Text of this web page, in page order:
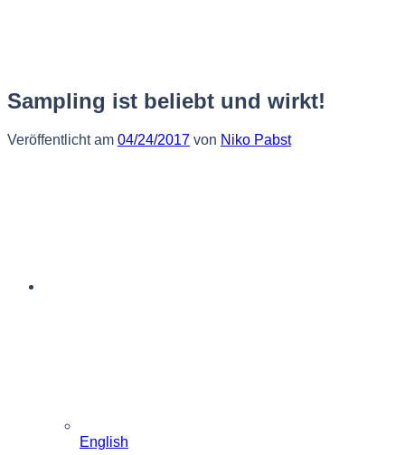
English
Sampling ist beliebt und wirkt!
Veröffentlicht am 04/24/2017 von Niko Pabst